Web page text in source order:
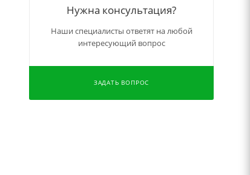
Нужна консультация?
Наши специалисты ответят на любой
интересующий вопрос
ЗАДАТЬ ВОПРОС